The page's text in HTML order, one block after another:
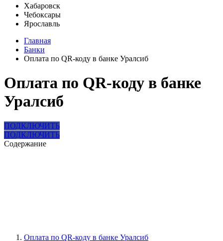
Хабаровск
Чебоксары
Ярославль
Главная
Банки
Оплата по QR-коду в банке Уралсиб
Оплата по QR-коду в банке
Уралсиб
ПОДКЛЮЧИТЬ
ПОДКЛЮЧИТЬ
Содержание
Оплата по QR-коду в банке Уралсиб